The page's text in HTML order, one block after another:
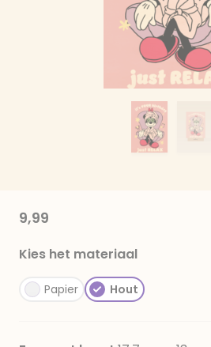
9,99
Kies het materiaal
Papier Hout